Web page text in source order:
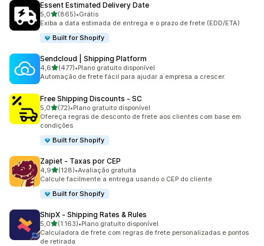
Essent Estimated Delivery Date
5,0de 5 estrelas
(865)
865 avaliações ao todo
•Grátis
Exiba a data estimada de entrega e o prazo de frete (EDD/ETA)
Built for Shopify
Sendcloud | Shipping Platform
4,6de 5 estrelas
(477)
477 avaliações ao todo
•Plano gratuito disponível
Automação de frete fácil para ajudar a empresa a crescer.
Free Shipping Discounts ‑ SC
5,0de 5 estrelas
(72)
72 avaliações ao todo
•Plano gratuito disponível
Ofereça regras de desconto de frete aos clientes com base em
condições
Built for Shopify
Zapiet ‑ Taxas por CEP
4,9de 5 estrelas
(128)
128 avaliações ao todo
•Avaliação gratuita
Calcule facilmente a entrega usando o CEP do cliente
Built for Shopify
ShipX ‑ Shipping Rates & Rules
5,0de 5 estrelas
(1.163)
1163 avaliações ao todo
•Plano gratuito disponível
Calculadora de frete com regras de frete personalizadas e pontos
de retirada